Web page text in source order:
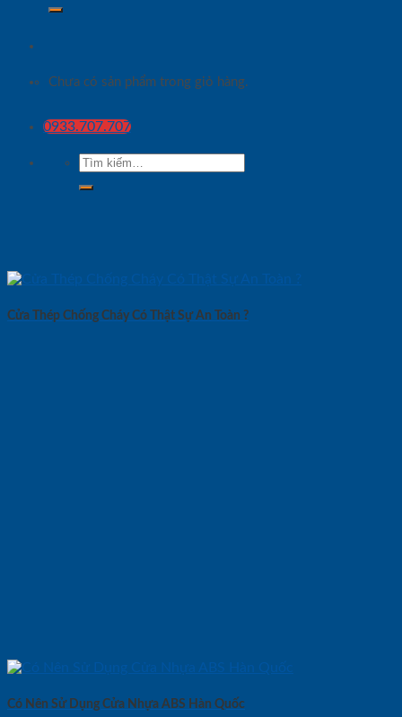
Chưa có sản phẩm trong giỏ hàng.
0933.707.707
Tìm
kiếm:
Cửa Thép Chống Cháy Có Thật Sự An Toàn ?
Có Nên Sử Dụng Cửa Nhựa ABS Hàn Quốc